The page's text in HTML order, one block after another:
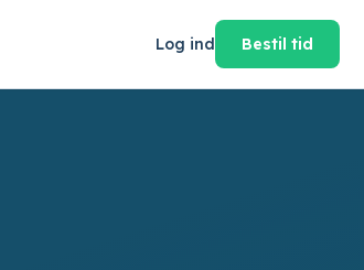
Log ind Bestil tid